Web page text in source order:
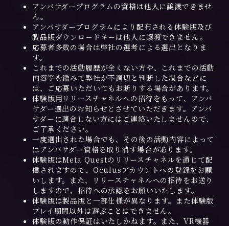
アンバサダープログラムの資格は他人に譲渡できませ
ん。
アンバサダープログラムにより配布される体験版及び
製品版ダウンロードキーは他人に譲渡できません。
応募者多数の場合は弊社の選考による選出となりま
す。
これまでの活動履歴が全くない方や、これまでの活動
内容等を鑑みて弊社が不適切と判断した場合などに
は、ご応募いただいてもお断りする場合があります。
体験版用リリースチャネルへの招待をもって、アンバ
サダー選出のお知らせとさせていただきます。アンバ
サダーに適合しない方にはご連絡いたしませんので、
ご了承ください。
一度選出された場合でも、その後の活動内容によって
はアンバサダー資格を取り消す場合があります。
体験版はMeta Questのリリースチャネルを通じて配
信されますので、Oculusアカウントへの登録をお願
いします。また、リリースチャネルへの招待をお送り
しますので、招待への承認をお願いいたします。
体験版は製品版と一部仕様が異なります。また体験版
プレイ期間以外は遊ぶことはできません。
体験版の動作保証はいたしかねます。また、VR機器